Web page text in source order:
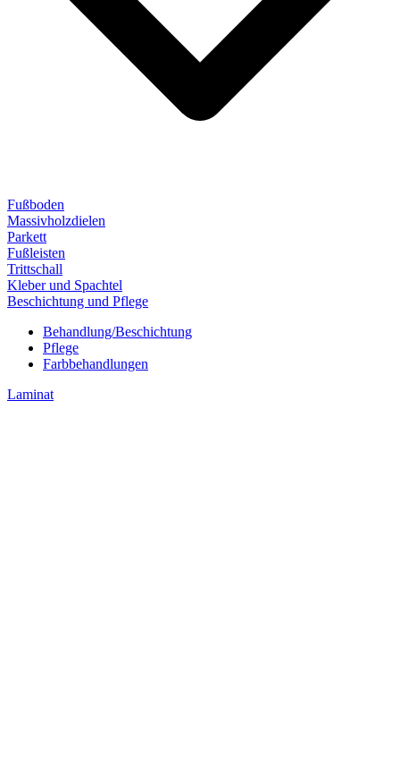
Fußboden
Massivholzdielen
Parkett
Fußleisten
Trittschall
Kleber und Spachtel
Beschichtung und Pflege
Behandlung/Beschichtung
Pflege
Farbbehandlungen
Laminat